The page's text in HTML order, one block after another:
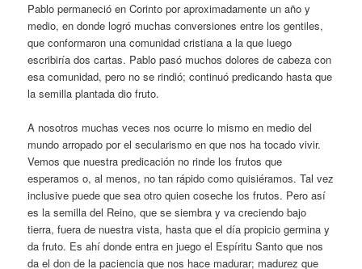
Pablo permaneció en Corinto por aproximadamente un año y
medio, en donde logró muchas conversiones entre los gentiles,
que conformaron una comunidad cristiana a la que luego
escribiría dos cartas. Pablo pasó muchos dolores de cabeza con
esa comunidad, pero no se rindió; continuó predicando hasta que
la semilla plantada dio fruto.
A nosotros muchas veces nos ocurre lo mismo en medio del
mundo arropado por el secularismo en que nos ha tocado vivir.
Vemos que nuestra predicación no rinde los frutos que
esperamos o, al menos, no tan rápido como quisiéramos. Tal vez
inclusive puede que sea otro quien coseche los frutos. Pero así
es la semilla del Reino, que se siembra y va creciendo bajo
tierra, fuera de nuestra vista, hasta que el día propicio germina y
da fruto. Es ahí donde entra en juego el Espíritu Santo que nos
da el don de la paciencia que nos hace madurar; madurez que